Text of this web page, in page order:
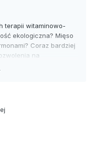
terapii witaminowo-
ekologiczna? Mięso
Coraz bardziej
na
diety, co de facto
czy
góry lodowej. Komisja